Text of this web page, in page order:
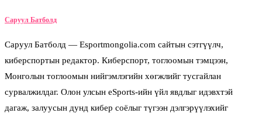
Саруул Батболд
Саруул Батболд — Esportmongolia.com сайтын сэтгүүлч,
киберспортын редактор. Киберспорт, тоглоомын тэмцээн,
Монголын тоглоомын нийгэмлэгийн хөгжлийг тусгайлан
сурвалжилдаг. Олон улсын eSports-ийн үйл явдлыг идэвхтэй
дагаж, залуусын дунд кибер соёлыг түгээн дэлгэрүүлэхийг